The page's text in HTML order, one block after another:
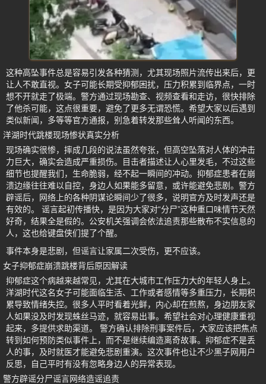
这种高坠事件总是容易引发各种猜测，尤其现场照片流传出来后，更
让人不敢直视。女子可能长期受抑郁困扰，压力积累到临界点，一时
想不开就走了极端。警方通过现场勘查、视频查看和走访，很快排除
了他杀可能，这点很重要，避免了更多无谓恐慌。希望大家以后遇到
类似新闻，多等等官方通报，别急着转发那些耸人听闻的东西。
洋湖时代跳楼现场惨状真实分析
现场确实很惨，摔成几段的说法虽然夸张，但高空坠落对人体的冲击
力巨大，确实会造成严重损伤。目击者描述让人心里发毛，不过这些
细节也提醒我们，生命脆弱，经不起一瞬间的冲动。抑郁症患者在崩
溃边缘往往难以自控，身边人如果能多留意，或许能避免悲剧。警方
辟谣后，网络上的各种阴谋论瞬间少了很多，说明官方及时发声还是
有效的。 谣言起初传播快，是因为大家对“分尸”这种重口味情节天然
好奇，结果全是假的。公安机关强调会依法追责那些散布不实信息的
人，这也给键盘侠们提了个醒。
事件本身是悲剧，但谣言让家属二次受伤，更不应该。
女子抑郁症崩溃跳楼背后原因解读
抑郁症这个病越来越常见，尤其在大城市工作压力大的年轻人身上。
洋湖时代这名女子可能面临生活、工作或者感情等多重压力，长期积
累导致情绪失控。很多人平时看着光鲜，内心却在煎熬，身边朋友家
人如果没及时发现蛛丝马迹，就容易出事。希望社会对心理健康重视
起来，多提供求助渠道。 警方确认排除刑事案件后，大家应该把焦点
转到如何预防类似事件上，而不是继续编造离奇故事。抑郁症不是丢
人的事，及时就医才能避免悲剧重演。这次事件也让不少黑子网用户
反思，自己平时有没有忽略身边人的异常表现。
警方辟谣分尸谣言网络造谣追责